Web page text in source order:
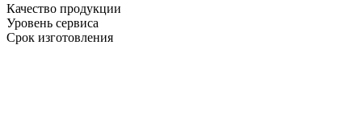
Качество продукции
Уровень сервиса
Срок изготовления